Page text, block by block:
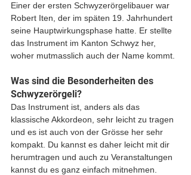
Einer der ersten Schwyzerörgelibauer war
Robert Iten, der im späten 19. Jahrhundert
seine Hauptwirkungsphase hatte. Er stellte
das Instrument im Kanton Schwyz her,
woher mutmasslich auch der Name kommt.
Was sind die Besonderheiten des
Schwyzerörgeli?
Das Instrument ist, anders als das
klassische Akkordeon, sehr leicht zu tragen
und es ist auch von der Grösse her sehr
kompakt. Du kannst es daher leicht mit dir
herumtragen und auch zu Veranstaltungen
kannst du es ganz einfach mitnehmen.